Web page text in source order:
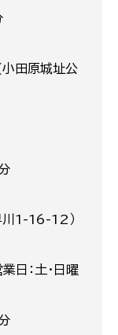
小田原城址公
川1-16-12）
：土・日曜